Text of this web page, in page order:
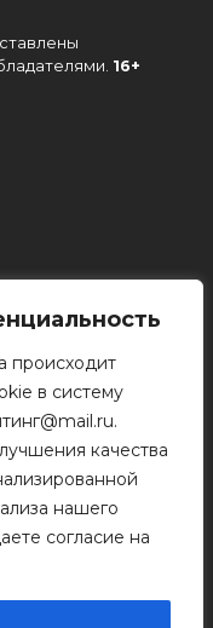
происходит
в систему
качества
нашего
согласие на
16+